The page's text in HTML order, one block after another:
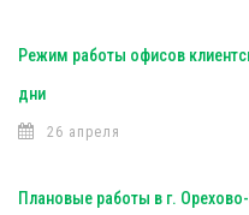
Режим работы офисов
дни
26 апреля
Плановые работы в г.